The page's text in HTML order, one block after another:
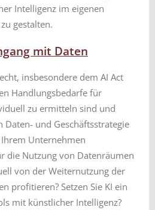
Intelligenz im eigenen
gestalten.
mit Daten
insbesondere dem AI Act
Handlungsbedarfe für
zu ermitteln sind und
Daten- und Geschäftsstrategie
Unternehmen
die Nutzung von Datenräumen
von der Weiternutzung der
profitieren? Setzen Sie KI ein
mit künstlicher Intelligenz?